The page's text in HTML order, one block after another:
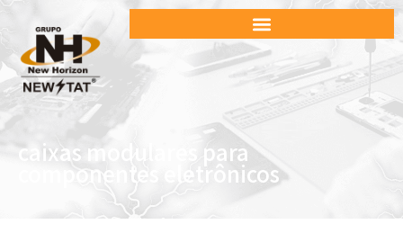
caixas modulares para
componentes eletrônicos